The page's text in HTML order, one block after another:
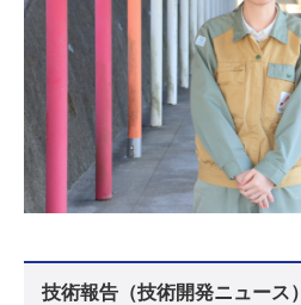
技術報告（技術開発ニュース）